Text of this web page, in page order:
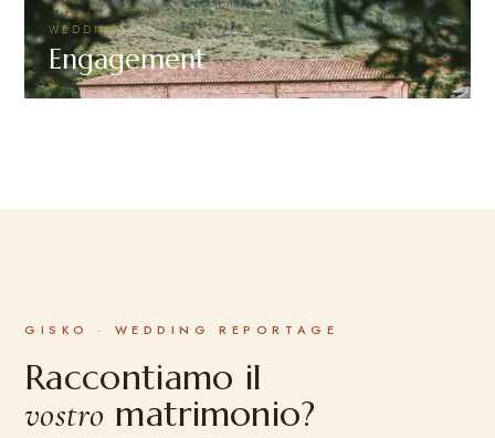
WEDDING
Engagement
GISKO · WEDDING REPORTAGE
Raccontiamo il
vostro matrimonio?